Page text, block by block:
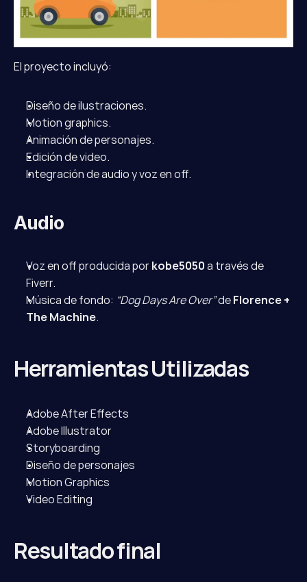
El proyecto incluyó:
Diseño de ilustraciones.
Motion graphics.
Animación de personajes.
Edición de video.
Integración de audio y voz en off.
Audio
Voz en off producida por kobe5050 a través de
Fiverr.
Música de fondo: “Dog Days Are Over” de Florence +
The Machine.
Herramientas Utilizadas
Adobe After Effects
Adobe Illustrator
Storyboarding
Diseño de personajes
Motion Graphics
Video Editing
Resultado final